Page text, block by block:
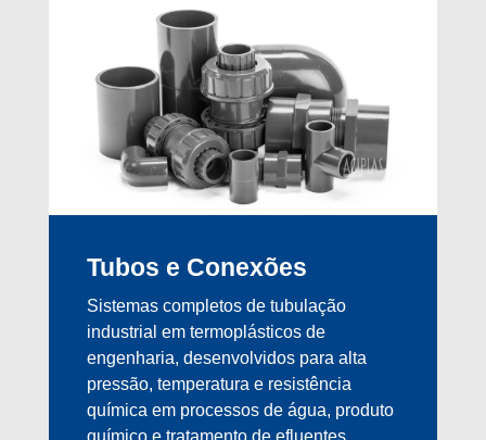
Tubos e Conexões
Sistemas completos de tubulação
industrial em termoplásticos de
engenharia, desenvolvidos para alta
pressão, temperatura e resistência
química em processos de água, produto